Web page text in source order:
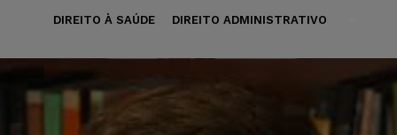
DIREITO À SAÚDE DIREITO ADMINISTRATIVO